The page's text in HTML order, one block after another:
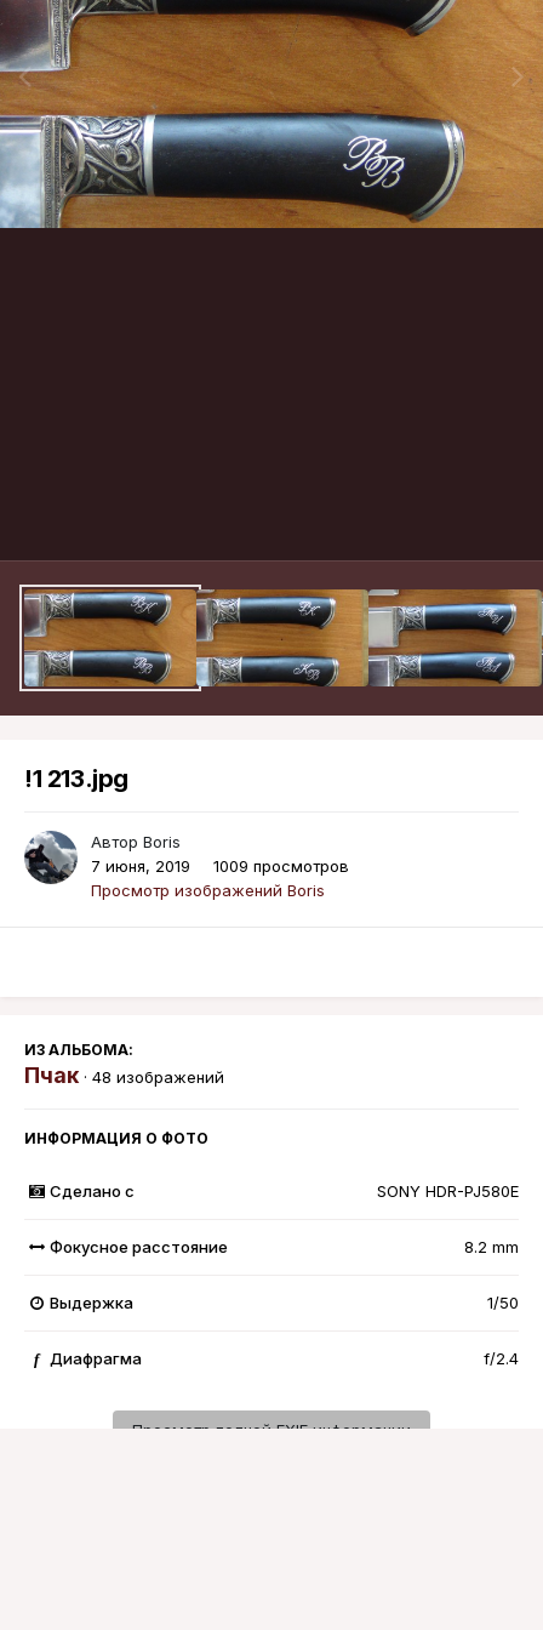
!1 213.jpg
Автор Boris
7 июня, 2019
1009 просмотров
Просмотр изображений Boris
ИЗ АЛЬБОМА:
Пчак · 48 изображений
ИНФОРМАЦИЯ О ФОТО
Сделано с SONY HDR-PJ580E
Фокусное расстояние 8.2 mm
Выдержка 1/50
f Диафрагма f/2.4
Просмотр полной EXIF информации